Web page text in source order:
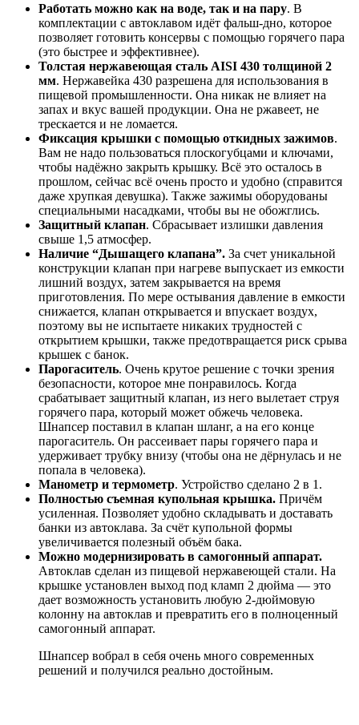
Работать можно как на воде, так и на пару. В
комплектации с автоклавом идёт фальш-дно, которое
позволяет готовить консервы с помощью горячего пара
(это быстрее и эффективнее).
Толстая нержавеющая сталь AISI 430 толщиной 2
мм. Нержавейка 430 разрешена для использования в
пищевой промышленности. Она никак не влияет на
запах и вкус вашей продукции. Она не ржавеет, не
трескается и не ломается.
Фиксация крышки с помощью откидных зажимов.
Вам не надо пользоваться плоскогубцами и ключами,
чтобы надёжно закрыть крышку. Всё это осталось в
прошлом, сейчас всё очень просто и удобно (справится
даже хрупкая девушка). Также зажимы оборудованы
специальными насадками, чтобы вы не обожглись.
Защитный клапан. Сбрасывает излишки давления
свыше 1,5 атмосфер.
Наличие “Дышащего клапана”. За счет уникальной
конструкции клапан при нагреве выпускает из емкости
лишний воздух, затем закрывается на время
приготовления. По мере остывания давление в емкости
снижается, клапан открывается и впускает воздух,
поэтому вы не испытаете никаких трудностей с
открытием крышки, также предотвращается риск срыва
крышек с банок.
Парогаситель. Очень крутое решение с точки зрения
безопасности, которое мне понравилось. Когда
срабатывает защитный клапан, из него вылетает струя
горячего пара, который может обжечь человека.
Шнапсер поставил в клапан шланг, а на его конце
парогаситель. Он рассеивает пары горячего пара и
удерживает трубку внизу (чтобы она не дёрнулась и не
попала в человека).
Манометр и термометр. Устройство сделано 2 в 1.
Полностью съемная купольная крышка. Причём
усиленная. Позволяет удобно складывать и доставать
банки из автоклава. За счёт купольной формы
увеличивается полезный объём бака.
Можно модернизировать в самогонный аппарат.
Автоклав сделан из пищевой нержавеющей стали. На
крышке установлен выход под кламп 2 дюйма — это
дает возможность установить любую 2-дюймовую
колонну на автоклав и превратить его в полноценный
самогонный аппарат.
Шнапсер вобрал в себя очень много современных
решений и получился реально достойным.